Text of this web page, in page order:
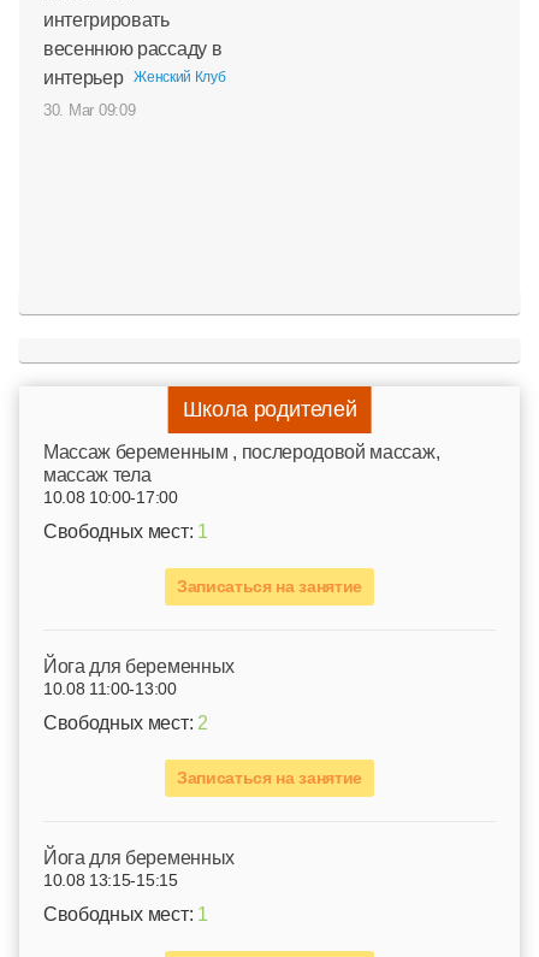
интегрировать
весеннюю рассаду в
интерьер
Женский Клуб
30. Mar 09:09
Школа родителей
Mассаж беременным , послеродовой массаж,
массаж тела
10.08 10:00-17:00
Свободных мест: 1
Записаться на занятие
Йога для беременных
10.08 11:00-13:00
Свободных мест: 2
Записаться на занятие
Йога для беременных
10.08 13:15-15:15
Свободных мест: 1